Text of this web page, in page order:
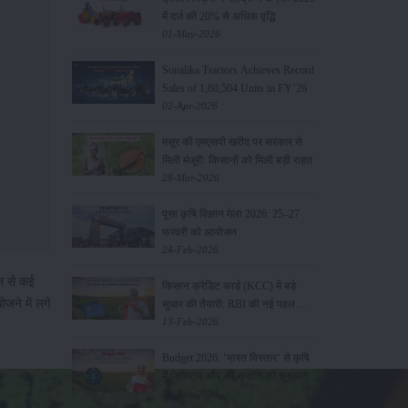
से कई
में लगे
में दर्ज की 20% से अधिक वृद्धि
01-May-2026
Sonalika Tractors Achieves Record
Sales of 1,80,504 Units in FY’26
02-Apr-2026
मसूर की एमएसपी खरीद पर सरकार से
मिली मंजूरी: किसानों को मिली बड़ी राहत
28-Mar-2026
पूसा कृषि विज्ञान मेला 2026: 25–27
फरवरी को आयोजन
24-Feb-2026
किसान क्रेडिट कार्ड (KCC) में बड़े
सुधार की तैयारी: RBI की नई पहल से
किसानों को मिलेगा फायदा
13-Feb-2026
Budget 2026: ‘भारत विस्तार’ से कृषि